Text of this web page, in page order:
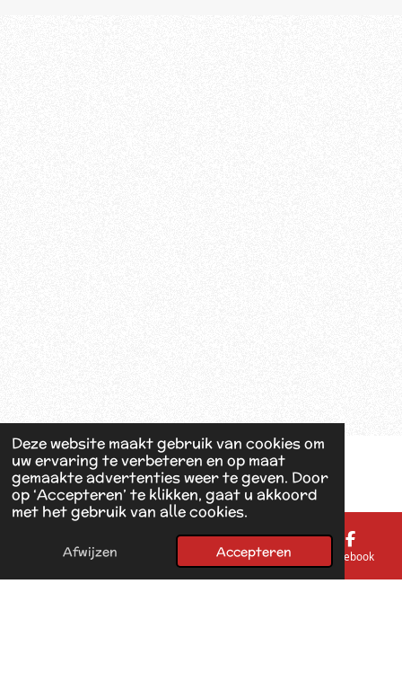
Deze website maakt gebruik van cookies om
uw ervaring te verbeteren en op maat
gemaakte advertenties weer te geven. Door
op ‘Accepteren’ te klikken, gaat u akkoord
met het gebruik van alle cookies.
Afwijzen Accepteren
E-mailadres Kaart Facebook